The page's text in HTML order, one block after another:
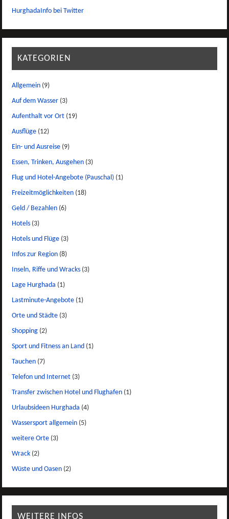
HurghadaInfo bei Twitter
KATEGORIEN
Allgemein (9)
Auf dem Wasser (3)
Aufenthalt vor Ort (19)
Ausflüge (12)
Ein- und Ausreise (9)
Essen, Trinken, Ausgehen (3)
Flug und Hotel-Angebote (Pauschal) (1)
Freizeitmöglichkeiten (18)
Geld / Bezahlen (6)
Hotels (3)
Hotels und Flüge (3)
Infos zur Region (8)
Inseln, Riffe und Wracks (3)
Lage Hurghada (1)
Lastminute-Angebote (1)
Orte und Städte (3)
Shopping (2)
Sport und Fitness an Land (1)
Tauchen (7)
Telefon und Internet (3)
Transfer zwischen Hotel und Flughafen (1)
Urlaubsideen Hurghada (4)
Wassersport allgemein (5)
weitere Orte (3)
Wrack (2)
Wüste und Oasen (2)
WEITERE INFOS